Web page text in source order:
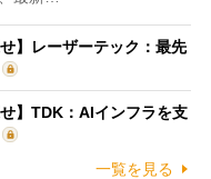
】レーザーテック：最先
】TDK：AIインフラを支
一覧を見る